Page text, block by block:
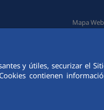
y útiles, securizar el
contienen
Mapa Web